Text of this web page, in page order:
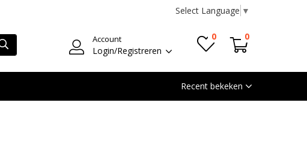
Select Language ▼
Account
Login/Registreren
0 0
Recent bekeken